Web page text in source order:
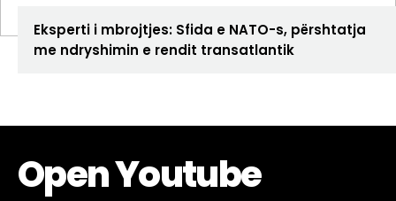
Eksperti i mbrojtjes: Sfida e NATO-s, përshtatja
me ndryshimin e rendit transatlantik
Open Youtube